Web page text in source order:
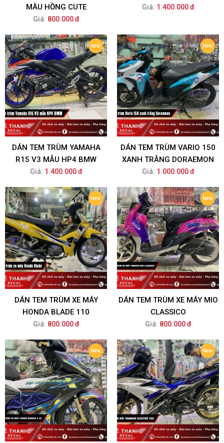
MÀU HỒNG CUTE
Giá: 800.000 đ
Giá: 1.400.000 đ
DÁN TEM TRÙM YAMAHA
R15 V3 MẪU HP4 BMW
Giá: 1.400.000 đ
DÁN TEM TRÙM VARIO 150
XANH TRẮNG DORAEMON
Giá: 1.000.000 đ
DÁN TEM TRÙM XE MÁY
HONDA BLADE 110
Giá: 800.000 đ
DÁN TEM TRÙM XE MÁY MIO
CLASSICO
Giá: 800.000 đ